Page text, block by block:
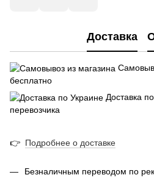
Доставка
бесплатно
Доставка
перевозчика
👉 Подробнее о доставке
Безналичным переводом по